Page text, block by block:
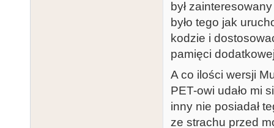
był
było tego jak
kodzie i
pamięci
A co ilości wersji
PET-owi udało mi
inny nie posiadał
ze strachu przed